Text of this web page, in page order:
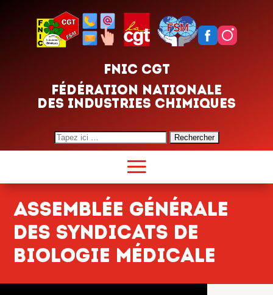
FNIC CGT
FÉDÉRATION NATIONALE
DES INDUSTRIES CHIMIQUES
Search
for:
Assemblée générale
des syndicats de
biologie médicale